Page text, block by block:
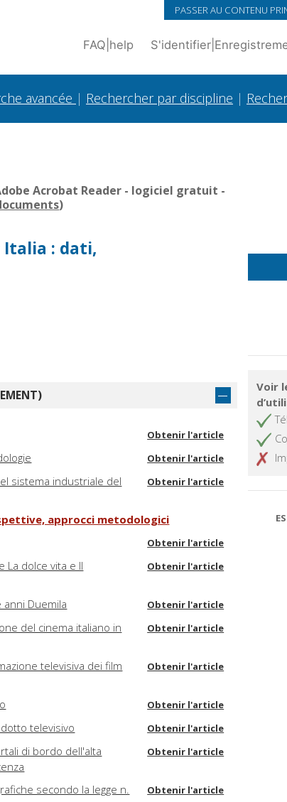
PASSER AU CONTENU
FAQ help S'identifier
avancée | Rechercher par discipline |
Acrobat Reader - logiciel gratuit -
)
Italia : dati,
Obtenir l'article
Obtenir l'article
sistema industriale del
Obtenir l'article
approcci metodologici
Obtenir l'article
La dolce vita e Il
Obtenir l'article
Duemila Obtenir l'article
del cinema italiano in
Obtenir l'article
televisiva dei film
Obtenir l'article
Obtenir l'article
televisivo Obtenir l'article
di bordo dell'alta
Obtenir l'article
secondo la legge n.
Obtenir l'article
Voir